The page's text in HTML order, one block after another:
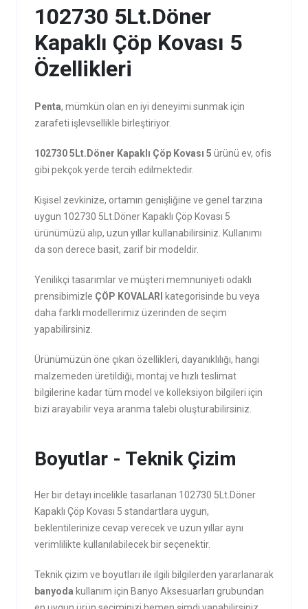
102730 5Lt.Döner
Kapaklı Çöp Kovası 5
Özellikleri
Penta, mümkün olan en iyi deneyimi sunmak için
zarafeti işlevsellikle birleştiriyor.
102730 5Lt.Döner Kapaklı Çöp Kovası 5 ürünü ev, ofis
gibi pekçok yerde tercih edilmektedir.
Kişisel zevkinize, ortamın genişliğine ve genel tarzına
uygun 102730 5Lt.Döner Kapaklı Çöp Kovası 5
ürünümüzü alıp, uzun yıllar kullanabilirsiniz. Kullanımı
da son derece basit, zarif bir modeldir.
Yenilikçi tasarımlar ve müşteri memnuniyeti odaklı
prensibimizle ÇÖP KOVALARI
kategorisinde bu veya
daha farklı modellerimiz üzerinden de seçim
yapabilirsiniz.
Ürünümüzün öne çıkan özellikleri, dayanıklılığı, hangi
malzemeden üretildiği, montaj ve hızlı teslimat
bilgilerine kadar tüm model ve kolleksiyon bilgileri için
bizi arayabilir veya aranma talebi oluşturabilirsiniz.
Boyutlar - Teknik Çizim
Her bir detayı incelikle tasarlanan 102730 5Lt.Döner
Kapaklı Çöp Kovası 5 standartlara uygun,
beklentilerinize cevap verecek ve uzun yıllar aynı
verimlilikte kullanılabilecek bir seçenektir.
Teknik çizim ve boyutları ile ilgili bilgilerden yararlanarak
banyoda kullanım için Banyo Aksesuarları grubundan